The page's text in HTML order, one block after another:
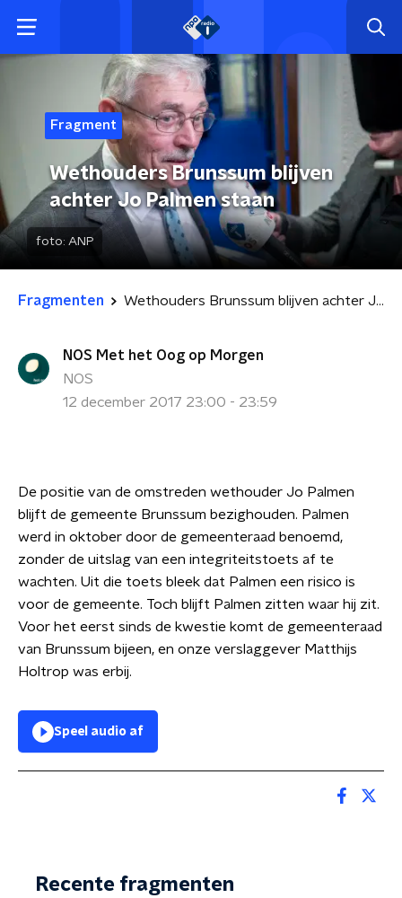
Fragment
Wethouders Brunssum blijven
achter Jo Palmen staan
foto: ANP
Fragmenten Wethouders Brunssum blijven achter Jo Palmen staan
NOS Met het Oog op Morgen
NOS
12 december 2017 23:00 - 23:59
De positie van de omstreden wethouder Jo Palmen
blijft de gemeente Brunssum bezighouden. Palmen
werd in oktober door de gemeenteraad benoemd,
zonder de uitslag van een integriteitstoets af te
wachten. Uit die toets bleek dat Palmen een risico is
voor de gemeente. Toch blijft Palmen zitten waar hij zit.
Voor het eerst sinds de kwestie komt de gemeenteraad
van Brunssum bijeen, en onze verslaggever Matthijs
Holtrop was erbij.
Speel audio af
Recente fragmenten